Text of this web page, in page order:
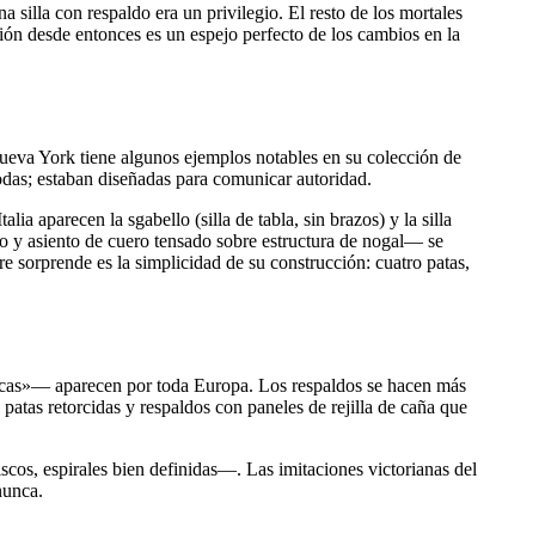
silla con respaldo era un privilegio. El resto de los mortales
desde entonces es un espejo perfecto de los cambios en la
York tiene algunos ejemplos notables en su colección de
estaban diseñadas para comunicar autoridad.
aparecen la sgabello (silla de tabla, sin brazos) y la silla
y asiento de cuero tensado sobre estructura de nogal— se
es la simplicidad de su construcción: cuatro patas,
aparecen por toda Europa. Los respaldos se hacen más
retorcidas y respaldos con paneles de rejilla de caña que
espirales bien definidas—. Las imitaciones victorianas del